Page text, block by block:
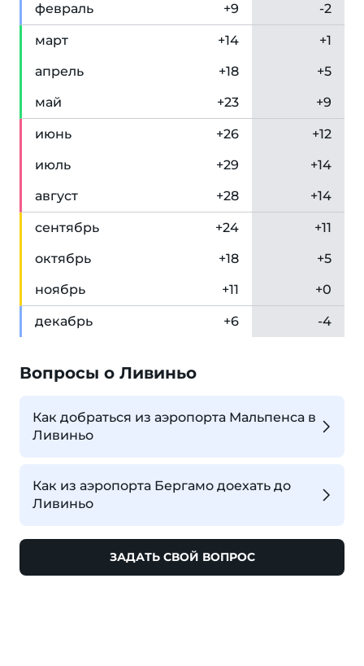
февраль +9 -2
март +14
+1
апрель +18
+5
май
+23 +9
июнь +26
+12
июль +29
+14
август +28 +14
сентябрь +24
+11
октябрь +18
+5
ноябрь +11 +0
декабрь +6 -4
Вопросы о Ливиньо
Как добраться из аэропорта Мальпенса в
Ливиньо
Как из аэропорта Бергамо доехать до
Ливиньо
ЗАДАТЬ СВОЙ ВОПРОС